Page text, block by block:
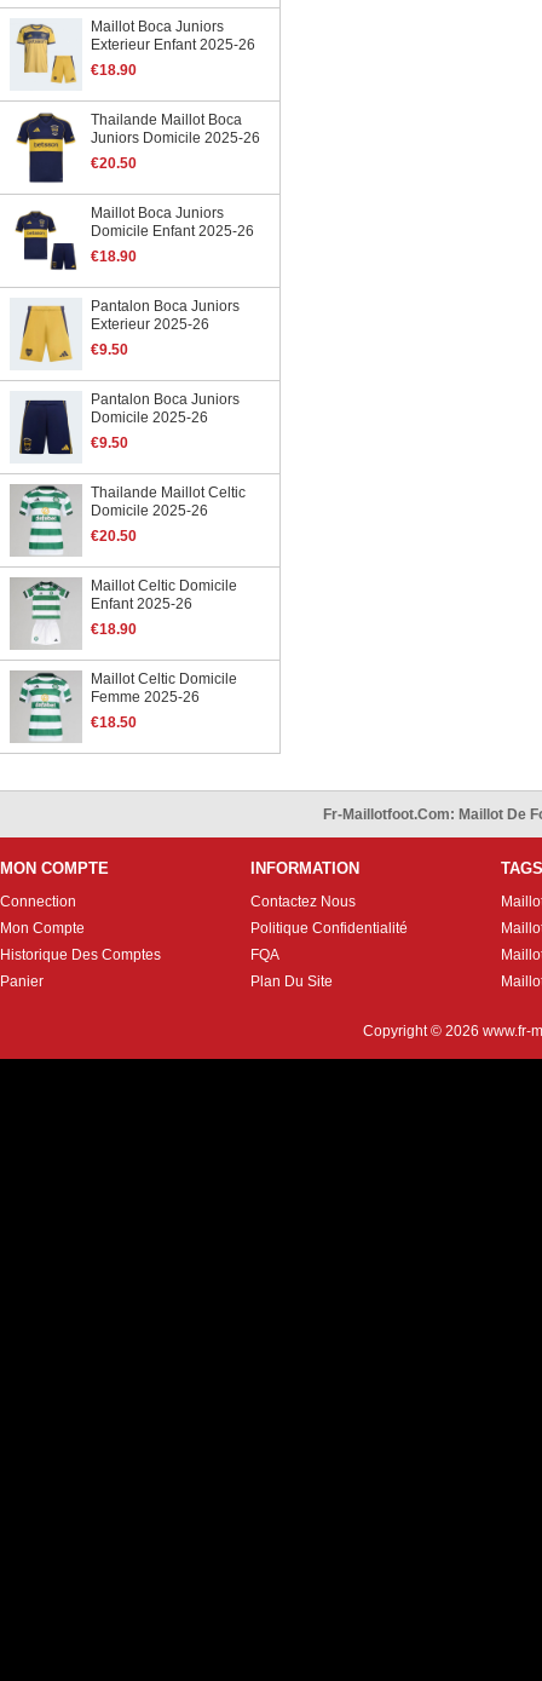
Maillot Boca Juniors
Exterieur Enfant 2025-26
€18.90
Thailande Maillot Boca
Juniors Domicile 2025-26
€20.50
Maillot Boca Juniors
Domicile Enfant 2025-26
€18.90
Pantalon Boca Juniors
Exterieur 2025-26
€9.50
Pantalon Boca Juniors
Domicile 2025-26
€9.50
Thailande Maillot Celtic
Domicile 2025-26
€20.50
Maillot Celtic Domicile
Enfant 2025-26
€18.90
Maillot Celtic Domicile
Femme 2025-26
€18.50
Fr-Maillotfoot.com: Maillot De
MON COMPTE
Connection
Mon Compte
Historique Des Comptes
Panier
INFORMATION
Contactez Nous
Politique Confidentialité
FQA
Plan Du Site
TAGS
Copyright © 2026 www.fr-